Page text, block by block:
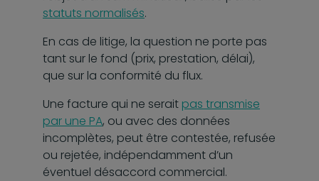
statuts normalisés.
En cas de litige, la question ne porte pas
tant sur le fond (prix, prestation, délai),
que sur la conformité du flux.
Une facture qui ne serait pas transmise
par une PA, ou avec des données
incomplètes, peut être contestée, refusée
ou rejetée, indépendamment d’un
éventuel désaccord commercial.